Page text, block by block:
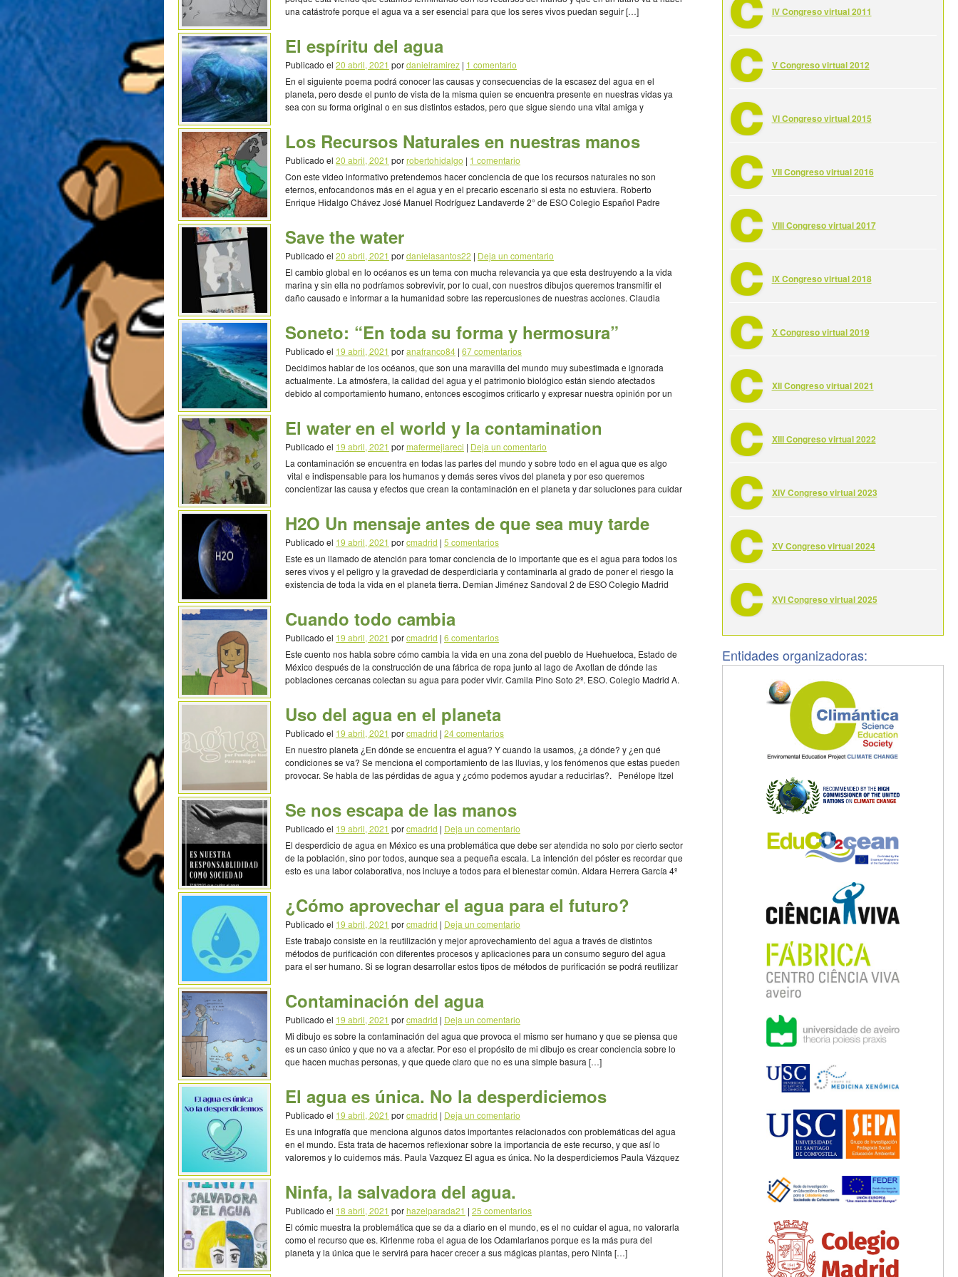
una catástrofe porque el agua va a ser esencial para que los seres vivos puedan seguir […]
El espíritu del agua
Publicado el 20 abril, 2021 pordanielramirez | 1 comentario
En el siguiente poema podrá conocer las causas y consecuencias de la escasez del agua en el
planeta, pero desde el punto de vista de la misma quien se encuentra presente en nuestras vidas ya
sea con su forma original o en sus distintos estados, pero que sigue siendo una vital amiga y
Los Recursos Naturales en nuestras manos
Publicado el 20 abril, 2021 porrobertohidalgo | 1 comentario
Con este video informativo pretendemos hacer conciencia de que los recursos naturales no son
eternos, enfocandonos más en el agua y en el precario escenario si esta no estuviera. Roberto
Enrique Hidalgo Chávez José Manuel Rodríguez Landaverde 2° de ESO Colegio Español Padre
Save the water
Publicado el 20 abril, 2021 pordanielasantos22 | Deja un comentario
El cambio global en lo océanos es un tema con mucha relevancia ya que esta destruyendo a la vida
marina y sin ella no podríamos sobrevivir, por lo cual, con nuestros dibujos queremos transmitir el
daño causado e informar a la humanidad sobre las repercusiones de nuestras acciones. Claudia
Soneto: “En toda su forma y hermosura”
Publicado el 19 abril, 2021 poranafranco84 | 67 comentarios
Decidimos hablar de los océanos, que son una maravilla del mundo muy subestimada e ignorada
actualmente. La atmósfera, la calidad del agua y el patrimonio biológico están siendo afectados
debido al comportamiento humano, entonces escogimos criticarlo y expresar nuestra opinión por un
El water en el world y la contamination
Publicado el 19 abril, 2021 pormafermejiareci | Deja un comentario
La contaminación se encuentra en todas las partes del mundo y sobre todo en el agua que es algo
vital e indispensable para los humanos y demás seres vivos del planeta y por eso queremos
concientizar las causa y efectos que crean la contaminación en el planeta y dar soluciones para cuidar
H2O Un mensaje antes de que sea muy tarde
Publicado el 19 abril, 2021 porcmadrid | 5 comentarios
Este es un llamado de atención para tomar conciencia de lo importante que es el agua para todos los
seres vivos y el peligro y la gravedad de desperdiciarla y contaminarla al grado de poner el riesgo la
existencia de toda la vida en el planeta tierra. Demian Jiménez Sandoval 2 de ESO Colegio Madrid
Cuando todo cambia
Publicado el 19 abril, 2021 porcmadrid | 6 comentarios
Este cuento nos habla sobre cómo cambia la vida en una zona del pueblo de Huehuetoca, Estado de
México después de la construcción de una fábrica de ropa junto al lago de Axotlan de dónde las
poblaciones cercanas colectan su agua para poder vivir. Camila Pino Soto 2º. ESO. Colegio Madrid A.
Uso del agua en el planeta
Publicado el 19 abril, 2021 porcmadrid | 24 comentarios
En nuestro planeta ¿En dónde se encuentra el agua? Y cuando la usamos, ¿a dónde? y ¿en qué
condiciones se va? Se menciona el comportamiento de las lluvias, y los fenómenos que estas pueden
provocar. Se habla de las pérdidas de agua y ¿cómo podemos ayudar a reducirlas?. Penélope Itzel
Se nos escapa de las manos
Publicado el 19 abril, 2021 porcmadrid | Deja un comentario
El desperdicio de agua en México es una problemática que debe ser atendida no solo por cierto sector
de la población, sino por todos, aunque sea a pequeña escala. La intención del póster es recordar que
esto es una labor colaborativa, nos incluye a todos para el bienestar común. Aldara Herrera García 4º
¿Cómo aprovechar el agua para el futuro?
Publicado el 19 abril, 2021 porcmadrid | Deja un comentario
Este trabajo consiste en la reutilización y mejor aprovechamiento del agua a través de distintos
métodos de purificación con diferentes procesos y aplicaciones para un consumo seguro del agua
para el ser humano. Si se logran desarrollar estos tipos de métodos de purificación se podrá reutilizar
Contaminación del agua
Publicado el 19 abril, 2021 porcmadrid | Deja un comentario
Mi dibujo es sobre la contaminación del agua que provoca el mismo ser humano y que se piensa que
es un caso único y que no va a afectar. Por eso el propósito de mi dibujo es crear conciencia sobre lo
que hacen muchas personas, y que quede claro que no es una simple basura […]
El agua es única. No la desperdiciemos
Publicado el 19 abril, 2021 porcmadrid | Deja un comentario
Es una infografía que menciona algunos datos importantes relacionados con problemáticas del agua
en el mundo. Esta trata de hacernos reflexionar sobre la importancia de este recurso, y que así lo
valoremos y lo cuidemos más. Paula Vazquez El agua es única. No la desperdiciemos Paula Vázquez
Ninfa, la salvadora del agua.
Publicado el 18 abril, 2021 porhazelparada21 | 25 comentarios
El cómic muestra la problemática que se da a diario en el mundo, es el no cuidar el agua, no valorarla
como el recurso que es. Kirlenme roba el agua de los Odamlarianos porque es la más pura del
planeta y la única que le servirá para hacer crecer a sus mágicas plantas, pero Ninfa […]
IV Congreso virtual 2011
V Congreso virtual 2012
VI Congreso virtual 2015
VII Congreso virtual 2016
VIII Congreso virtual 2017
IX Congreso virtual 2018
X Congreso virtual 2019
XII Congreso virtual 2021
XIII Congreso virtual 2022
XIV Congreso virtual 2023
XV Congreso virtual 2024
XVI Congreso virtual 2025
Entidades organizadoras: